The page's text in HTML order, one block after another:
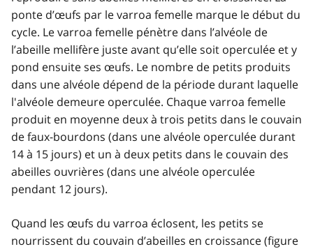
ponte d’œufs par le varroa femelle marque le début du
cycle. Le varroa femelle pénètre dans l’alvéole de
l’abeille mellifère juste avant qu’elle soit operculée et y
pond ensuite ses œufs. Le nombre de petits produits
dans une alvéole dépend de la période durant laquelle
l'alvéole demeure operculée. Chaque varroa femelle
produit en moyenne deux à trois petits dans le couvain
de faux-bourdons (dans une alvéole operculée durant
14 à 15 jours) et un à deux petits dans le couvain des
abeilles ouvrières (dans une alvéole operculée
pendant 12 jours).
Quand les œufs du varroa éclosent, les petits se
nourrissent du couvain d’abeilles en croissance (figure